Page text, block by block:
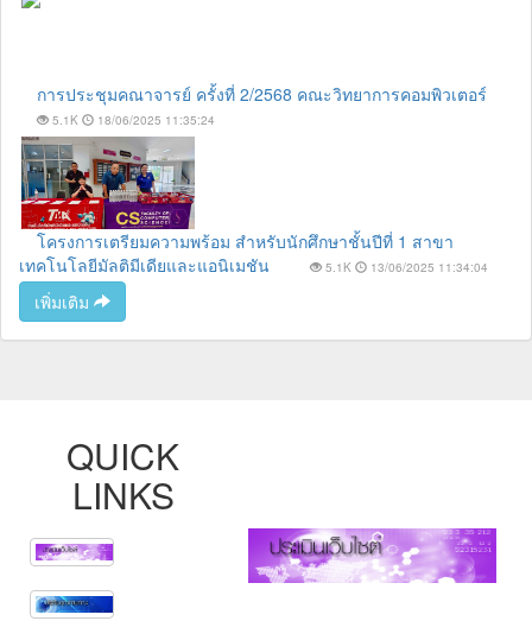
การประชุมคณาจารย์ ครั้งที่ 2/2568 คณะวิทยาการคอมพิวเตอร์
5.1K 18/06/2025 11:35:24
โครงการเตรียมความพร้อม สำหรับนักศึกษาชั้นปีที่ 1 สาขา
เทคโนโลยีมัลติมีเดียและแอนิเมชัน
5.1K 13/06/2025 11:34:04
เพิ่มเติม
QUICK
LINKS